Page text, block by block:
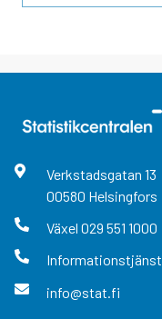
Verkstadsgatan 13
00580 Helsingfors
Växel 029 551 1000
Informationstjänst
info@stat.fi